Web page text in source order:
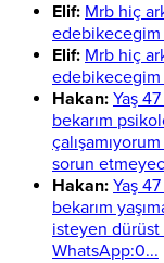
Elif: Mrb hiç
edebikecegim
Elif: Mrb hiç
edebikecegim
Hakan: Yaş
bekarım
sorun
Hakan: Yaş
bekarım
isteyen dürüst
WhatsApp:0...